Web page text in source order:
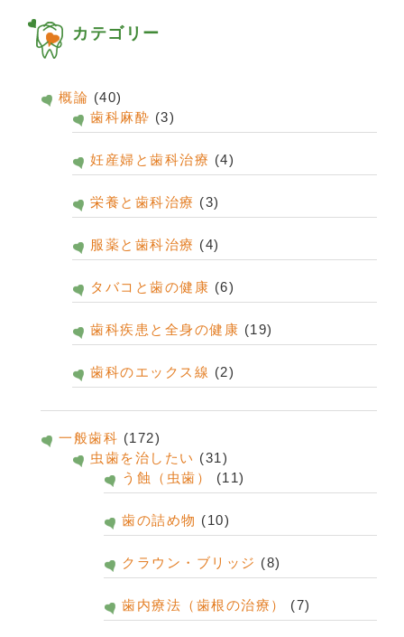
カテゴリー
概論 (40)
歯科麻酔 (3)
妊産婦と歯科治療 (4)
栄養と歯科治療 (3)
服薬と歯科治療 (4)
タバコと歯の健康 (6)
歯科疾患と全身の健康 (19)
歯科のエックス線 (2)
一般歯科 (172)
虫歯を治したい (31)
う蝕（虫歯）
(11)
歯の詰め物 (10)
クラウン・ブリッジ (8)
歯内療法（歯根の治療） (7)